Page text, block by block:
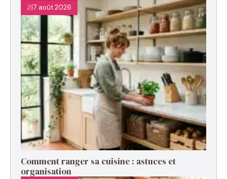
7 août 2026
Comment ranger sa cuisine : astuces et
organisation